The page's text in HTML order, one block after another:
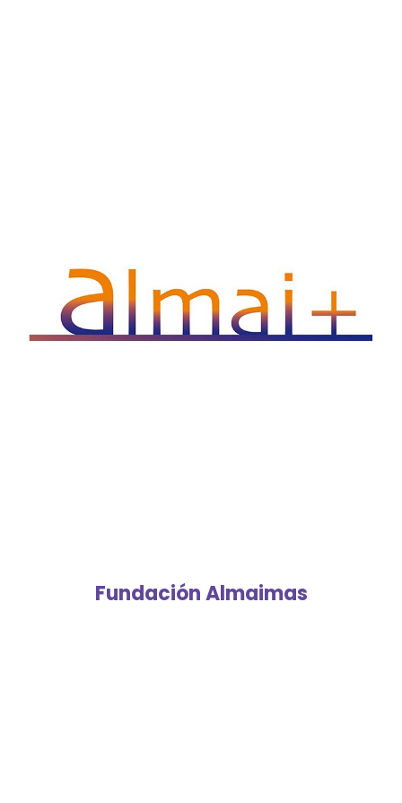
Fundación Almaimas